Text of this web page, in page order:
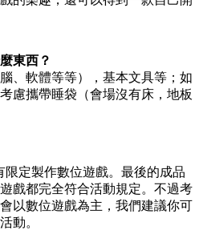
東西？
、軟體等等），基本文具等；如
慮攜帶睡袋（會場沒有床，地板
限定製作數位遊戲。最後的成品
戲都完全符合活動規定。不過考
以數位遊戲為主，我們建議你可
動。